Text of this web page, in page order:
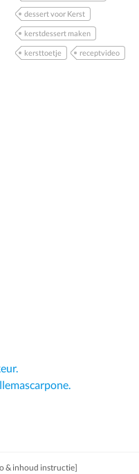
dessert voor Kerst
kerstdessert maken
kersttoetje receptvideo
& inhoud instructie]